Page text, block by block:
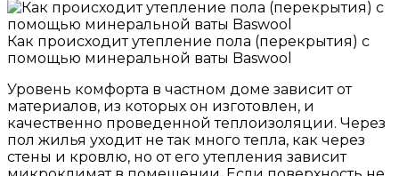
Как происходит утепление пола (перекрытия) с
помощью минеральной ваты Baswool
Уровень комфорта в частном доме зависит от
материалов, из которых он изготовлен, и
качественно проведенной теплоизоляции. Через
пол жилья уходит не так много тепла, как через
стены и кровлю, но от его утепления зависит